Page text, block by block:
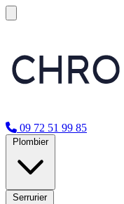
09 72 51 99 85
Plombier
Serrurier